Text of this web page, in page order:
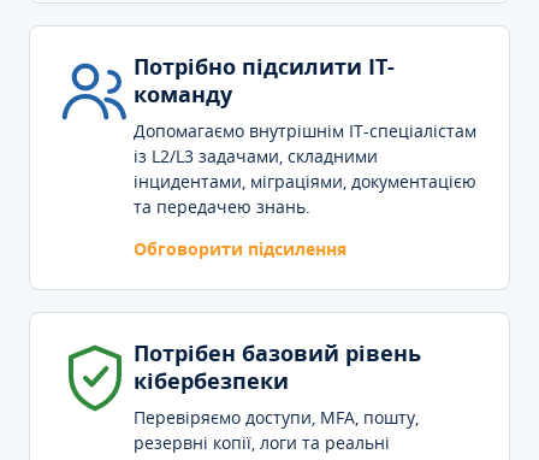
Потрібно підсилити IT-
команду
Допомагаємо внутрішнім IT-спеціалістам
із L2/L3 задачами, складними
інцидентами, міграціями, документацією
та передачею знань.
Обговорити підсилення
Потрібен базовий рівень
кібербезпеки
Перевіряємо доступи, MFA, пошту,
резервні копії, логи та реальні